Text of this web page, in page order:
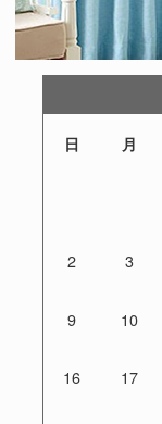
日 月
2 3
9 10
16 17